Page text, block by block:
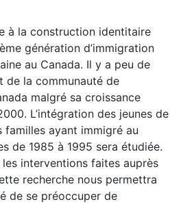
à la construction identitaire
génération d’immigration
au Canada. Il y a peu de
de la communauté de
malgré sa croissance
L’intégration des jeunes de
familles ayant immigré au
de 1985 à 1995 sera étudiée.
interventions faites auprès
recherche nous permettra
de se préoccuper de